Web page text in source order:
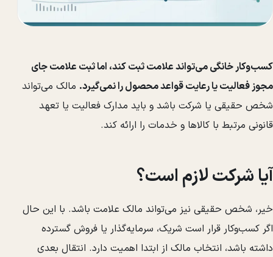
کسب‌وکار خانگی می‌تواند علامت ثبت کند، اما ثبت علامت جای
مجوز فعالیت یا رعایت قواعد محصول را نمی‌گیرد. مالک می‌تواند
شخص حقیقی یا شرکت باشد و باید مدارک فعالیت یا تعهد
قانونی مرتبط با کالاها و خدمات را ارائه کند.
آیا شرکت لازم است؟
خیر، شخص حقیقی نیز می‌تواند مالک علامت باشد. با این حال
اگر کسب‌وکار قرار است شریک، سرمایه‌گذار یا فروش گسترده
داشته باشد، انتخاب مالک از ابتدا اهمیت دارد. انتقال بعدی